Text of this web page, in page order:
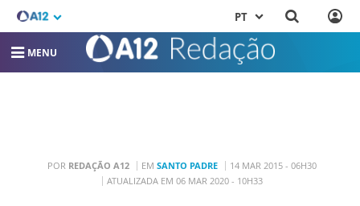
PT
MENU
POR REDAÇÃO A12 EM SANTO PADRE
14 MAR 2015 - 06H30
ATUALIZADA EM 06 MAR 2020 - 10H33